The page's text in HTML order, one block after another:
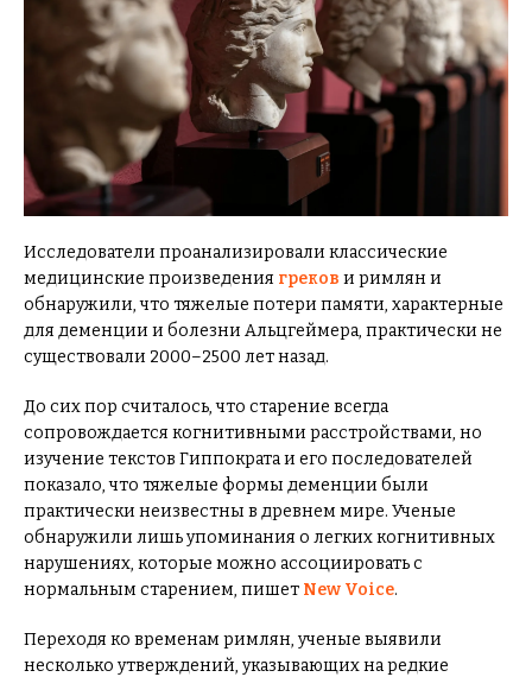
Исследователи проанализировали классические
медицинские произведения греков и римлян и
обнаружили, что тяжелые потери памяти, характерные
для деменции и болезни Альцгеймера, практически не
существовали 2000–2500 лет назад.
До сих пор считалось, что старение всегда
сопровождается когнитивными расстройствами, но
изучение текстов Гиппократа и его последователей
показало, что тяжелые формы деменции были
практически неизвестны в древнем мире. Ученые
обнаружили лишь упоминания о легких когнитивных
нарушениях, которые можно ассоциировать с
нормальным старением, пишет New Voice.
Переходя ко временам римлян, ученые выявили
несколько утверждений, указывающих на редкие